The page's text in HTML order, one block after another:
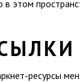
этом
ресурсы